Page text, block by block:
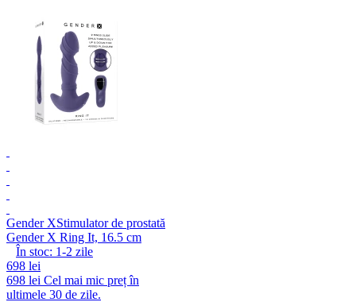
Gender XStimulator de prostată
Gender X Ring It, 16.5 cm
În stoc: 1-2 zile
698 lei
698 lei Cel mai mic preț în
ultimele 30 de zile.